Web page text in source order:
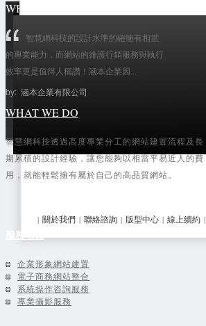
公司形象類
線上購物類(21)
WHAT THEY SAY
智慧網科技的設計水準的確擁有相當
的專業能力，而網站的維護行銷服務與執行
效率更是值得人稱讚！涵本企業因...
by: 涵本企業有限公司
WHAT WE DO
智慧網科技透過高度專業分工的網站建置流程及長
期累積的設計經驗，讓您能夠以相當平易近人的費
用，就能輕鬆擁有屬於自己的高品質網站。
| 關於我們 | 聯絡諮詢 | 版型中心 | 線上續約 |
服務項目
企業形象網站建置
電子商務網站整合
系統操作咨詢服務
專業攝影服務